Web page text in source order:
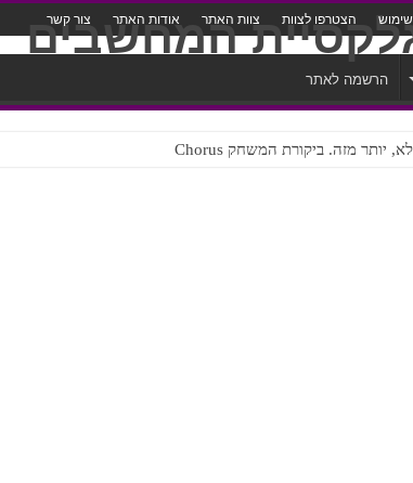
הצטרפו לצוות צוות האתר אודות האתר צור קשר
הרשמה לאתר